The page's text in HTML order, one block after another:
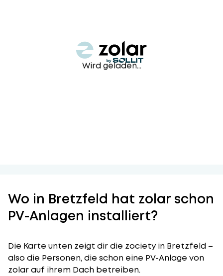
Wird geladen...
Wo in Bretzfeld hat zolar schon
PV-Anlagen installiert?
Die Karte unten zeigt dir die zociety in Bretzfeld –
also die Personen, die schon eine PV-Anlage von
zolar auf ihrem Dach betreiben.